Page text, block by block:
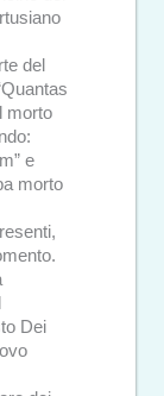
del
morto
e
morto
Dei